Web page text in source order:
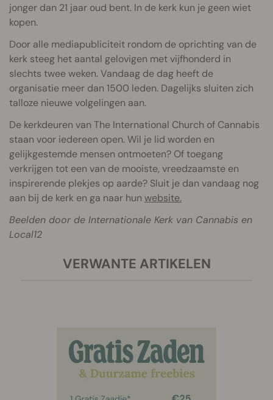
jonger dan 21 jaar oud bent. In de kerk kun je geen wiet
kopen.
Door alle mediapubliciteit rondom de oprichting van de
kerk steeg het aantal gelovigen met vijfhonderd in
slechts twee weken. Vandaag de dag heeft de
organisatie meer dan 1500 leden. Dagelijks sluiten zich
talloze nieuwe volgelingen aan.
De kerkdeuren van The International Church of Cannabis
staan voor iedereen open. Wil je lid worden en
gelijkgestemde mensen ontmoeten? Of toegang
verkrijgen tot een van de mooiste, vreedzaamste en
inspirerende plekjes op aarde? Sluit je dan vandaag nog
aan bij de kerk en ga naar hun website.
Beelden door de Internationale Kerk van Cannabis en
Local12
VERWANTE ARTIKELEN